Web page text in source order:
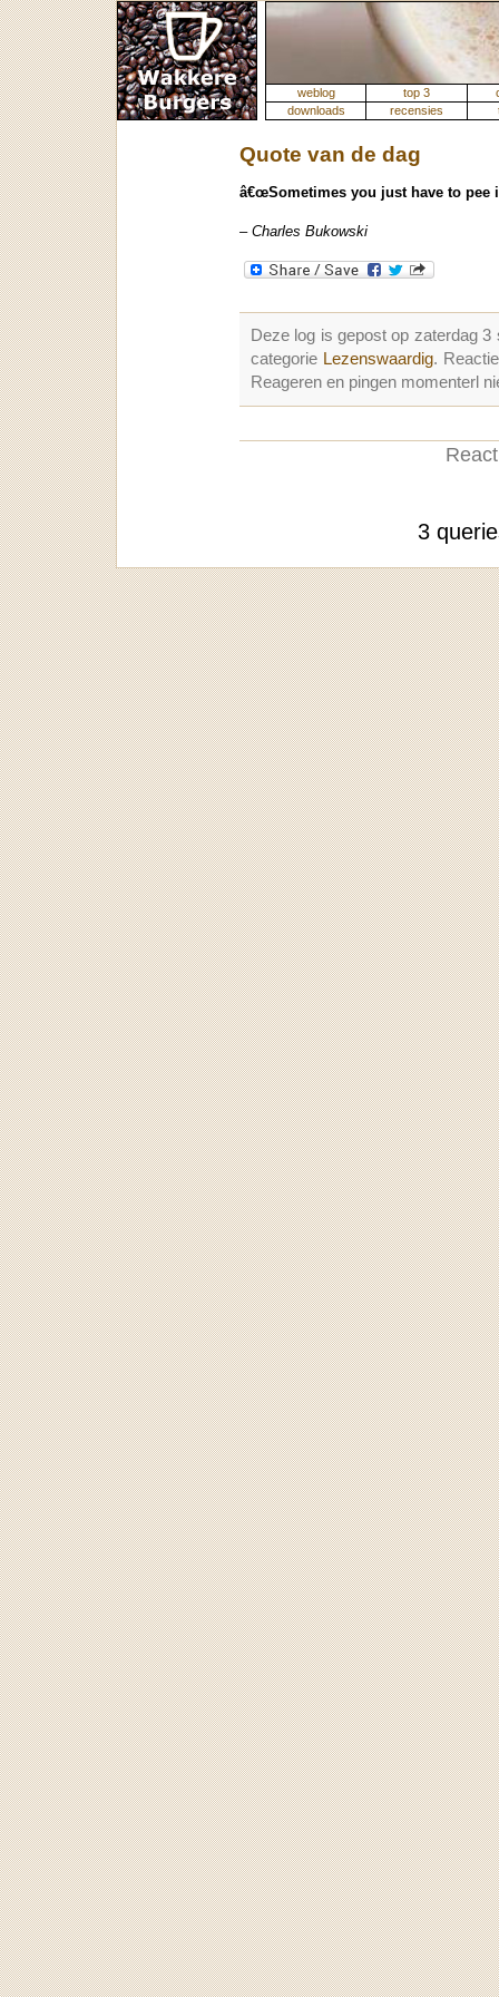
weblog top 3
downloads
recensies
Quote van de dag
â€œSometimes you just have to pee
– Charles Bukowski
Deze log is gepost op zaterdag
categorie Lezenswaardig.
Reageren en pingen momenterl
3